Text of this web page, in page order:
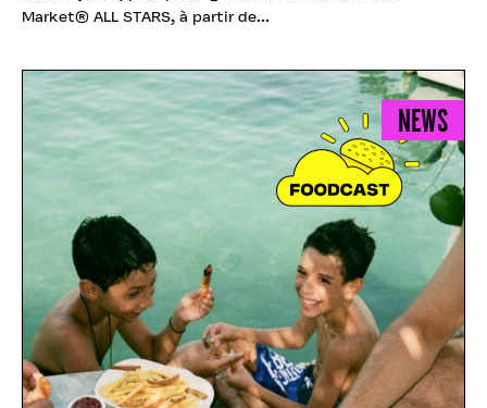
Market® ALL STARS, à partir de...
NEWS